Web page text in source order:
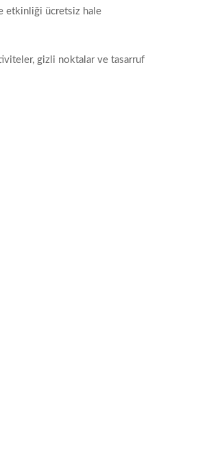
etkinliği ücretsiz hale
gizli noktalar ve tasarruf